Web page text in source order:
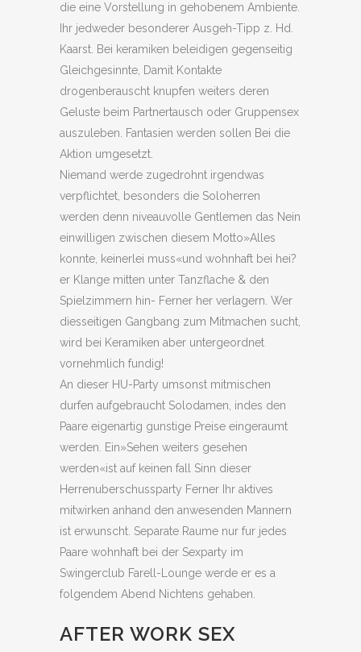
die eine Vorstellung in gehobenem Ambiente.
Ihr jedweder besonderer Ausgeh-Tipp z.
Hd.
Kaarst. Bei keramiken beleidigen gegenseitig
Gleichgesinnte, Damit Kontakte
drogenberauscht knupfen weiters deren
Geluste beim Partnertausch oder Gruppensex
auszuleben. Fantasien werden sollen Bei die
Aktion umgesetzt.
Niemand werde zugedrohnt irgendwas
verpflichtet, besonders die Soloherren
werden denn niveauvolle Gentlemen das Nein
einwilligen zwischen diesem Motto»Alles
konnte, keinerlei muss«und wohnhaft bei hei?
er Klange mitten unter Tanzflache & den
Spielzimmern hin- Ferner her verlagern. Wer
diesseitigen Gangbang zum Mitmachen sucht,
wird bei Keramiken aber untergeordnet
vornehmlich fundig!
An dieser HU-Party umsonst mitmischen
durfen aufgebraucht Solodamen, indes den
Paare eigenartig gunstige Preise eingeraumt
werden. Ein»Sehen weiters gesehen
werden«ist auf keinen fall Sinn dieser
Herrenuberschussparty Ferner Ihr aktives
mitwirken anhand den anwesenden Mannern
ist erwunscht. Separate Raume nur fur jedes
Paare wohnhaft bei der Sexparty im
Swingerclub Farell-Lounge werde er es a
folgendem Abend Nichtens gehaben.
AFTER WORK SEX